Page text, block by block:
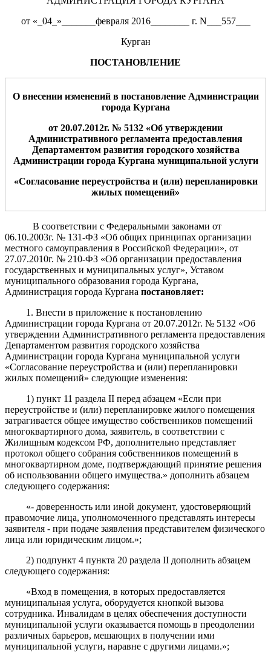
от «_04_»_______февраля 2016________ г. N___557___
Курган
ПОСТАНОВЛЕНИЕ
Овнесении изменений в постановление Администрации
города Кургана
от 20.07.2012г. № 5132 «Об утверждении
Административного регламента предоставления
Департаментом развития городского хозяйства
Администрации города Кургана муниципальной услуги
«Согласование переустройства и (или) перепланировки
жилых помещений»
В соответствии с Федеральными законами от
06.10.2003г. № 131-ФЗ «Об общих принципах организации
местного самоуправления в Российской Федерации», от
27.07.2010г. № 210-ФЗ «Об организации предоставления
государственных и муниципальных услуг», Уставом
муниципального образования города Кургана,
Администрация города Кургана постановляет:
1. Внести вприложениекпостановлению
Администрации города Кургана от 20.07.2012г. № 5132 «Об
утверждении Административного регламента предоставления
Департаментом развития городского хозяйства
Администрации города Кургана муниципальной услуги
«Согласование переустройства и (или) перепланировки
жилых помещений» следующие изменения:
1) пункт 11 раздела II перед абзацем «Если при
переустройстве и (или) перепланировке жилого помещения
затрагивается общее имущество собственников помещений
многоквартирного дома, заявитель, в соответствии с
Жилищным кодексом РФ, дополнительно представляет
протокол общего собрания собственников помещений в
многоквартирном доме, подтверждающий принятие решения
об использовании общего имущества.» дополнить абзацем
следующего содержания:
«- доверенность или иной документ, удостоверяющий
правомочие лица, уполномоченного представлять интересы
заявителя - при подаче заявления представителем физического
лица или юридическим лицом.»;
2) подпункт 4 пункта 20 раздела II дополнить абзацем
следующего содержания:
«Вход в помещения, в которых предоставляется
муниципальная услуга, оборудуется кнопкой вызова
сотрудника. Инвалидам в целях обеспечения доступности
муниципальной услуги оказывается помощь в преодолении
различных барьеров, мешающих в получении ими
муниципальной услуги, наравне с другими лицами.»;